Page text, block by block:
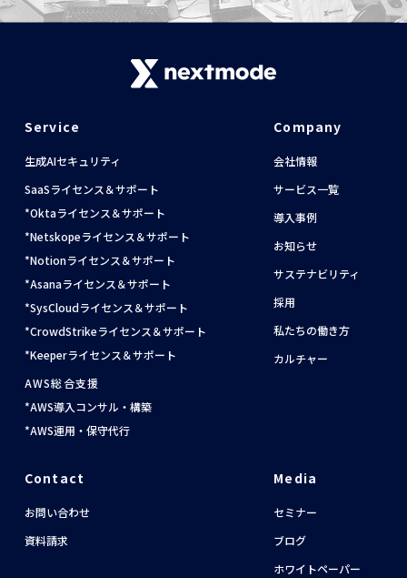
Service
生成AIセキュリティ
SaaSライセンス＆サポート
Oktaライセンス＆サポート
Netskopeライセンス＆サポート
Notionライセンス＆サポート
Asanaライセンス＆サポート
SysCloudライセンス＆サポート
CrowdStrikeライセンス＆サポート
Keeperライセンス＆サポート
AWS総合支援
AWS導入コンサル・構築
AWS運用・保守代行
Company
会社情報
サービス一覧
導入事例
お知らせ
サステナビリティ
採用
私たちの働き方
カルチャー
Contact
お問い合わせ
資料請求
Media
セミナー
ブログ
ホワイトペーパー